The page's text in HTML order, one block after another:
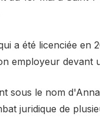
a été licenciée en
employeur devant
sous le nom
juridique de